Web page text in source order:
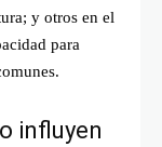
y otros en el
para
influyen